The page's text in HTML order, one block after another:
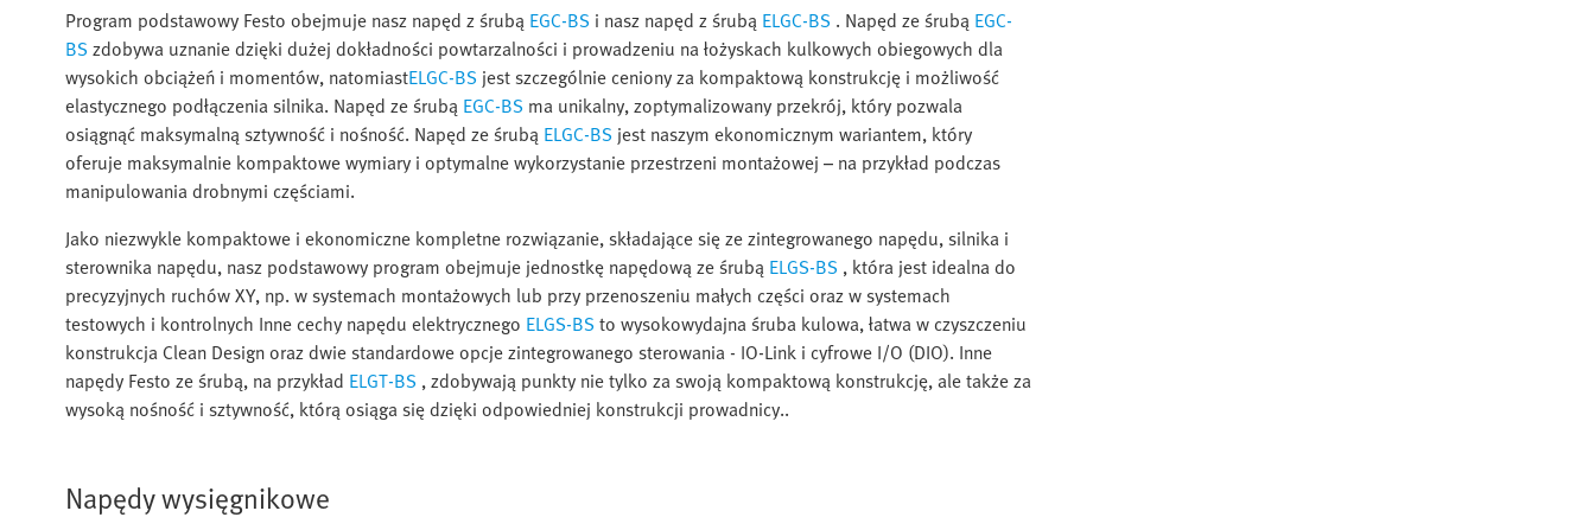
Program podstawowy Festo obejmuje nasz napęd z śrubą EGC-BS i nasz napęd z śrubą ELGC-BS . Napęd ze śrubą EGC-
BS zdobywa uznanie dzięki dużej dokładności powtarzalności i prowadzeniu na łożyskach kulkowych obiegowych dla
wysokich obciążeń i momentów, natomiastELGC-BS jest szczególnie ceniony za kompaktową konstrukcję i możliwość
elastycznego podłączenia silnika. Napęd ze śrubą EGC-BS ma unikalny, zoptymalizowany przekrój, który pozwala
osiągnąć maksymalną sztywność i nośność. Napęd ze śrubą ELGC-BS jest naszym ekonomicznym wariantem, który
oferuje maksymalnie kompaktowe wymiary i optymalne wykorzystanie przestrzeni montażowej – na przykład podczas
manipulowania drobnymi częściami.
Jako niezwykle kompaktowe i ekonomiczne kompletne rozwiązanie, składające się ze zintegrowanego napędu, silnika i
sterownika napędu, nasz podstawowy program obejmuje jednostkę napędową ze śrubą ELGS-BS , która jest idealna do
precyzyjnych ruchów XY, np. w systemach montażowych lub przy przenoszeniu małych części oraz w systemach
testowych i kontrolnych Inne cechy napędu elektrycznego ELGS-BS to wysokowydajna śruba kulowa, łatwa w czyszczeniu
konstrukcja Clean Design oraz dwie standardowe opcje zintegrowanego sterowania - IO-Link i cyfrowe I/O (DIO). Inne
napędy Festo ze śrubą, na przykład ELGT-BS , zdobywają punkty nie tylko za swoją kompaktową konstrukcję, ale także za
wysoką nośność i sztywność, którą osiąga się dzięki odpowiedniej konstrukcji prowadnicy..
Napędy wysięgnikowe